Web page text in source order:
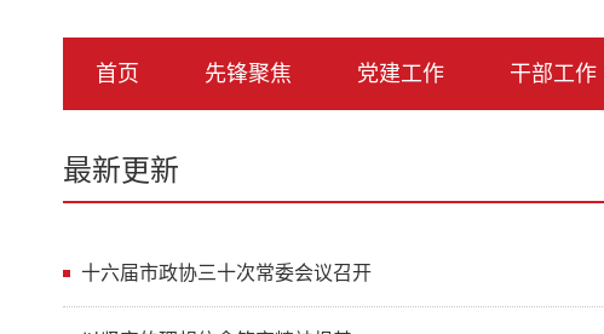
首页 先锋聚焦 党建工作 干部工作
最新更新
十六届市政协三十次常委会议召开